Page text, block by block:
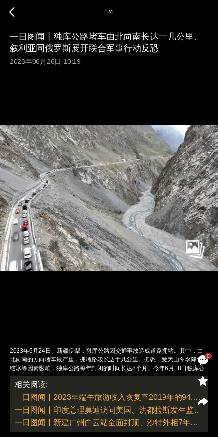
0
1/4
一日图闻丨独库公路堵车由北向南长达十几公里、
叙利亚同俄罗斯展开联合军事行动反恐
2023年06月26日 10:19
2023年6月24日，新疆伊犁，独库公路因交通事故造成道路拥堵。其中，由
北向南的方向堵车最严重，拥堵路段长达十几公里。据悉，受天山冬季降雪、
结冰等因素影响，独库公路每年封闭的时间长达8个月。今年6月18日独库公
路开放通车。图：视觉中国
责任编辑：刘青 | 版面编辑：刘青
相关阅读:
一日图闻丨2023年端午旅游收入恢复至2019年的94.9%、基辅遭导弹袭击致3人死亡
一日图闻丨印度总理莫迪访问美国、洪都拉斯发生监狱暴乱
一日图闻丨新建广州白云站全面封顶、沙特外相7年来首访伊朗